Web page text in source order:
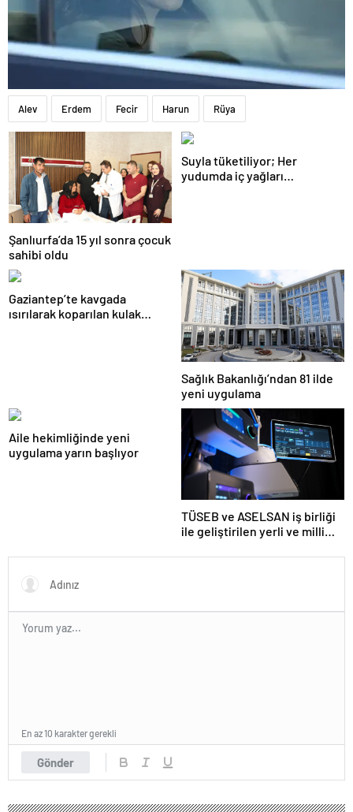
Alev Erdem Fecir Harun Rüya
Şanlıurfa’da 15 yıl sonra çocuk
sahibi oldu
Suyla tüketiliyor; Her
yudumda iç yağları
Gaziantep’te kavgada
ısırılarak koparılan kulak
Sağlık Bakanlığı’ndan 81 ilde
yeni uygulama
Aile hekimliğinde yeni
uygulama yarın başlıyor
TÜSEB ve ASELSAN iş birliği
ile geliştirilen yerli ve milli
tanıtıldı
Gönder
En az 10 karakter gerekli